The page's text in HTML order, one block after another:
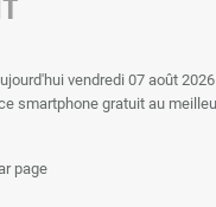
vendredi 07 août
smartphone gratuit au
au
page